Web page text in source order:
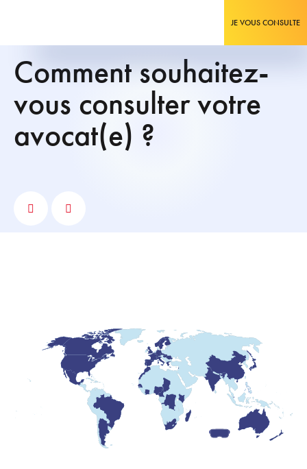
JE VOUS CONSULTE
Comment souhaitez-
vous consulter votre
avocat(e) ?